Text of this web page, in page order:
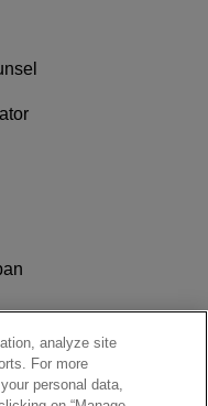
analyze site
For more
personal data,